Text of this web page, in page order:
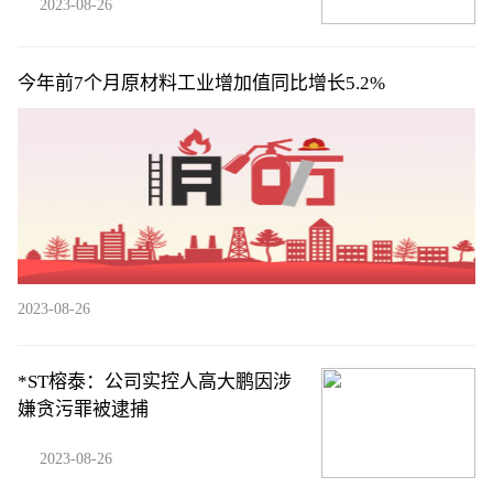
2023-08-26
今年前7个月原材料工业增加值同比增长5.2%
2023-08-26
*ST榕泰：公司实控人高大鹏因涉
嫌贪污罪被逮捕
2023-08-26